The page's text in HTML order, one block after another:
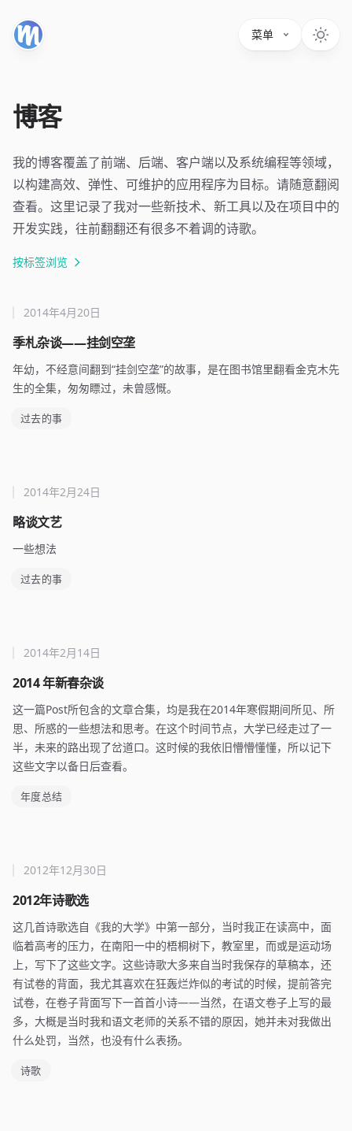
菜单
博客
我的博客覆盖了前端、后端、客户端以及系统编程等领域，
以构建高效、弹性、可维护的应用程序为目标。请随意翻阅
查看。这里记录了我对一些新技术、新工具以及在项目中的
开发实践，往前翻翻还有很多不着调的诗歌。
按标签浏览
季札杂谈——挂剑空垄
2014年4月20日
年幼，不经意间翻到“挂剑空垄”的故事，是在图书馆里翻看金克木先
生的全集，匆匆瞟过，未曾感慨。
过去的事
略谈文艺
2014年2月24日
一些想法
过去的事
2014 年新春杂谈
2014年2月14日
这一篇Post所包含的文章合集，均是我在2014年寒假期间所见、所
思、所惑的一些想法和思考。在这个时间节点，大学已经走过了一
半，未来的路出现了岔道口。这时候的我依旧懵懵懂懂，所以记下
这些文字以备日后查看。
年度总结
2012年诗歌选
2012年12月30日
这几首诗歌选自《我的大学》中第一部分，当时我正在读高中，面
临着高考的压力，在南阳一中的梧桐树下，教室里，而或是运动场
上，写下了这些文字。这些诗歌大多来自当时我保存的草稿本，还
有试卷的背面，我尤其喜欢在狂轰烂炸似的考试的时候，提前答完
试卷，在卷子背面写下一首首小诗——当然，在语文卷子上写的最
多，大概是当时我和语文老师的关系不错的原因，她并未对我做出
什么处罚，当然，也没有什么表扬。
诗歌